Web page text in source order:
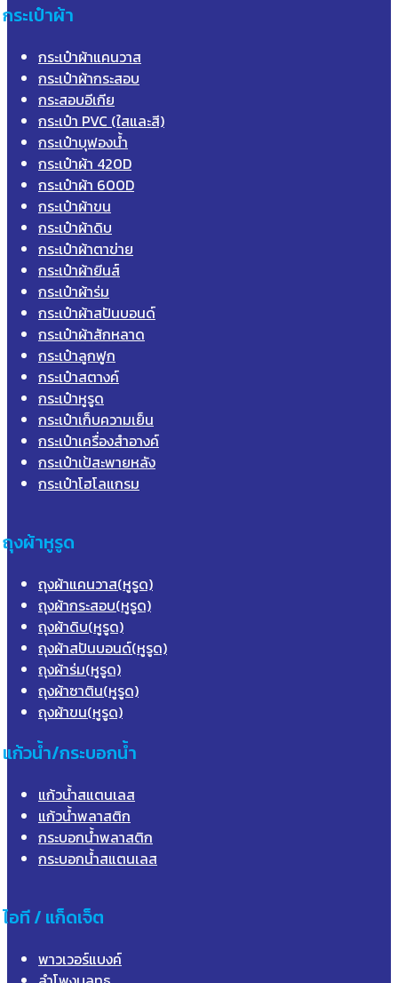
กระเป๋าผ้า
กระเป๋าผ้าแคนวาส
กระเป๋าผ้ากระสอบ
กระสอบอีเกีย
กระเป๋า PVC (ใสและสี)
กระเป๋าบุฟองน้ำ
กระเป๋าผ้า 420D
กระเป๋าผ้า 600D
กระเป๋าผ้าขน
กระเป๋าผ้าดิบ
กระเป๋าผ้าตาข่าย
กระเป๋าผ้ายีนส์
กระเป๋าผ้าร่ม
กระเป๋าผ้าสปันบอนด์
กระเป๋าผ้าสักหลาด
กระเป๋าลูกฟูก
กระเป๋าสตางค์
กระเป๋าหูรูด
กระเป๋าเก็บความเย็น
กระเป๋าเครื่องสำอางค์
กระเป๋าเป้สะพายหลัง
กระเป๋าโฮโลแกรม
ถุงผ้าหูรูด
ถุงผ้าแคนวาส(หูรูด)
ถุงผ้ากระสอบ(หูรูด)
ถุงผ้าดิบ(หูรูด)
ถุงผ้าสปันบอนด์(หูรูด)
ถุงผ้าร่ม(หูรูด)
ถุงผ้าซาติน(หูรูด)
ถุงผ้าขน(หูรูด)
แก้วน้ำ/กระบอกน้ำ
แก้วน้ำสแตนเลส
แก้วน้ำพลาสติก
กระบอกน้ำพลาสติก
กระบอกน้ำสแตนเลส
ไอที / แก็ดเจ็ต
พาวเวอร์แบงค์